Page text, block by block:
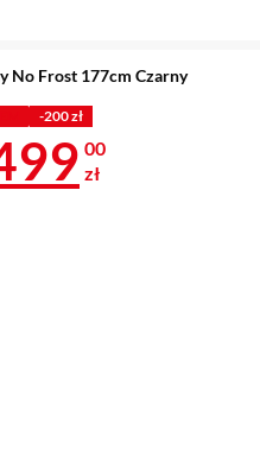
No Frost 177cm Czarny
-200 zł
2 499 zł
00
zł